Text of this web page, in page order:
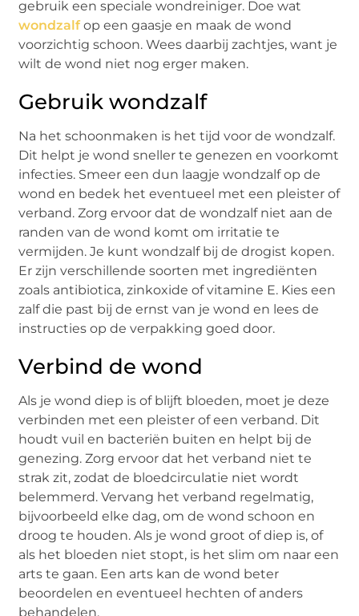
gebruik een speciale wondreiniger. Doe wat
wondzalfop een gaasje en maak de wond
voorzichtig schoon. Wees daarbij zachtjes, want je
wilt de wond niet nog erger maken.
Gebruik wondzalf
Na het schoonmaken is het tijd voor de wondzalf.
Dit helpt je wond sneller te genezen en voorkomt
infecties. Smeer een dun laagje wondzalf op de
wond en bedek het eventueel met een pleister of
verband. Zorg ervoor dat de wondzalf niet aan de
randen van de wond komt om irritatie te
vermijden. Je kunt wondzalf bij de drogist kopen.
Er zijn verschillende soorten met ingrediënten
zoals antibiotica, zinkoxide of vitamine E. Kies een
zalf die past bij de ernst van je wond en lees de
instructies op de verpakking goed door.
Verbind de wond
Als je wond diep is of blijft bloeden, moet je deze
verbinden met een pleister of een verband. Dit
houdt vuil en bacteriën buiten en helpt bij de
genezing. Zorg ervoor dat het verband niet te
strak zit, zodat de bloedcirculatie niet wordt
belemmerd. Vervang het verband regelmatig,
bijvoorbeeld elke dag, om de wond schoon en
droog te houden. Als je wond groot of diep is, of
als het bloeden niet stopt, is het slim om naar een
arts te gaan. Een arts kan de wond beter
beoordelen en eventueel hechten of anders
behandelen.